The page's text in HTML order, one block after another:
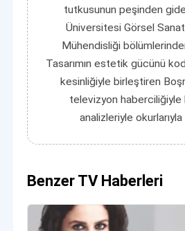
tutkusunun peşinden
Üniversitesi Görsel
Mühendisliği
Tasarımın estetik gücünü
kesinliğiyle birleştiren
televizyon
analizleriyle
Benzer TV Haberleri